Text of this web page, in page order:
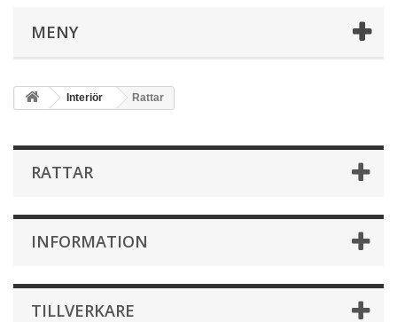
MENY
Interiör Rattar
RATTAR
INFORMATION
TILLVERKARE